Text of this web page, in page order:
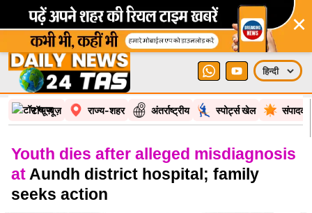
×
टॉप न्यूज़ राज्य-शहर अंतर्राष्ट्रीय स्पोर्ट्स खेल
Youth dies after alleged misdiagnosis
at Aundh district hospital; family
seeks action